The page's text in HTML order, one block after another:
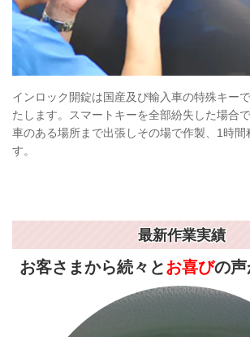
インロック開錠は国産及び輸入車の特殊キー
たします。スマートキーを全部紛失した場合
車のある場所まで出張しその場で作製、1時間
す。
最新作業実績
お客さまから続々とお喜びの